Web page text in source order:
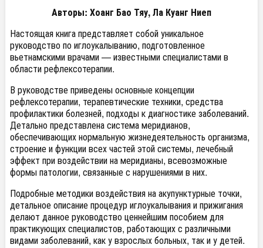
Авторы: Хоанг Бао Тяу, Ла Куанг Ниеп
Настоящая книга представляет собой уникальное
руководство по иглоукалыванию, подготовленное
вьетнамскими врачами — известными специалистами в
области рефлексотерапии.
В руководстве приведены основные концепции
рефлексотерапии, терапевтические техники, средства
профилактики болезней, подходы к диагностике заболеваний.
Детально представлена система меридианов,
обеспечивающих нормальную жизнедеятельность организма,
строение и функции всех частей этой системы, лечебный
эффект при воздействии на меридианы, всевозможные
формы патологии, связанные с нарушениями в них.
Подробные методики воздействия на акупунктурные точки,
детальное описание процедур иглоукалывания и прижигания
делают данное руководство ценнейшим пособием для
практикующих специалистов, работающих с различными
видами заболеваний, как у взрослых больных, так и у детей.